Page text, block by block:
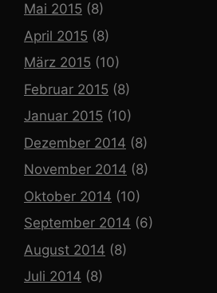
Mai 2015 (8)
April 2015 (8)
März 2015 (10)
Februar 2015 (8)
Januar 2015 (10)
Dezember 2014 (8)
November 2014 (8)
Oktober 2014 (10)
September 2014 (6)
August 2014 (8)
Juli 2014 (8)